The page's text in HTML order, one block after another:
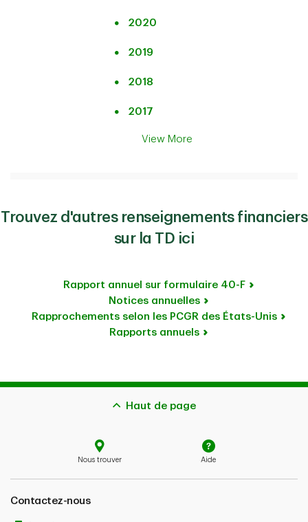
2020
2019
2018
2017
View More
Trouvez d'autres renseignements financiers
sur la TD ici
Rapport annuel sur formulaire 40-F
Notices annuelles
Rapprochements selon les PCGR des États-Unis
Rapports annuels
Haut de page
Nous trouver Aide
Contactez-nous